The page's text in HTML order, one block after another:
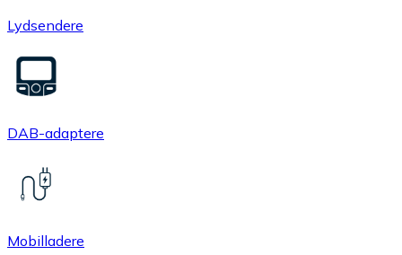
Lydsendere
DAB-adaptere
Mobilladere